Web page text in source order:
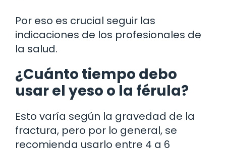
Por eso es crucial seguir las
indicaciones de los profesionales de
la salud.
¿Cuánto tiempo debo
usar el yeso o la férula?
Esto varía según la gravedad de la
fractura, pero por lo general, se
recomienda usarlo entre 4 a 6